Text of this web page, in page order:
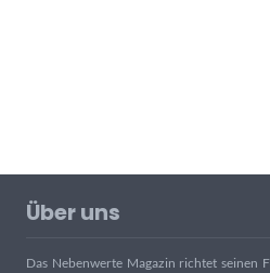
Über uns
Das Nebenwerte Magazin richtet seinen